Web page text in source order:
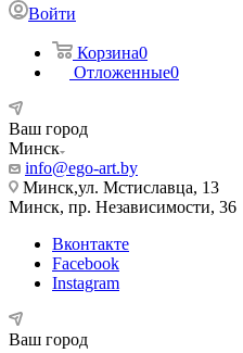
Войти
Корзина0
Отложенные0
Ваш город
Минск
info@ego-art.by
Минск,ул. Мстиславца, 13
Минск, пр. Независимости, 36
Вконтакте
Facebook
Instagram
Ваш город